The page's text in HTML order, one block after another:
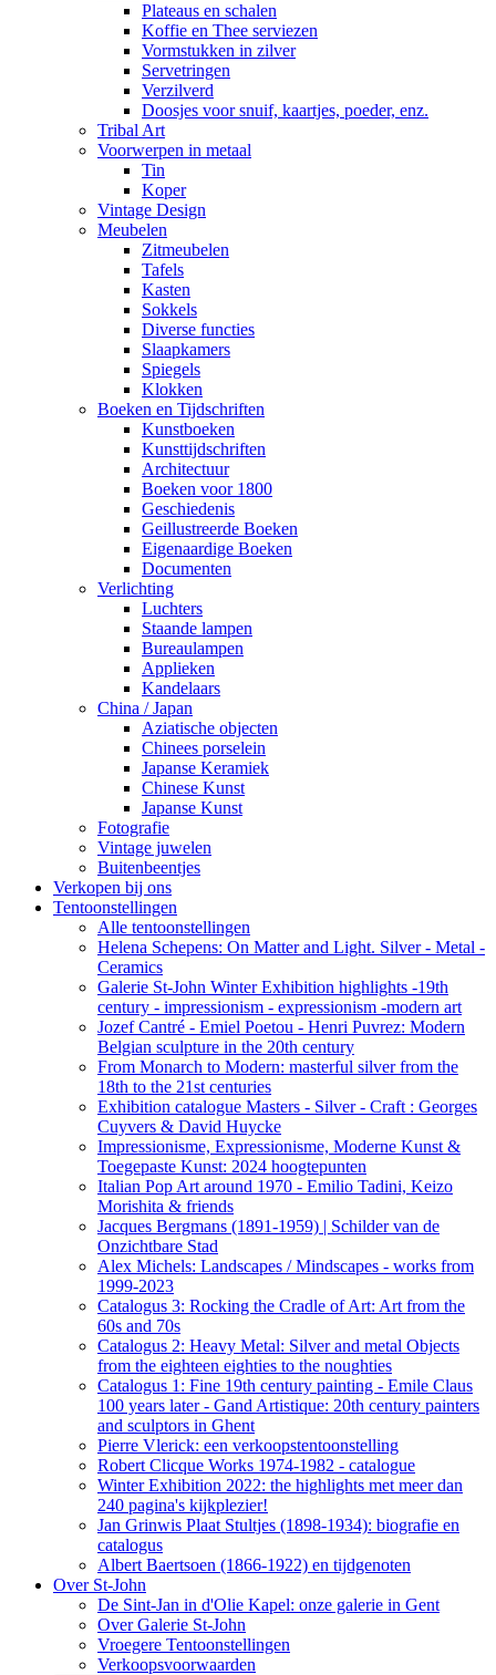
Plateaus en schalen
Koffie en Thee serviezen
Vormstukken in zilver
Servetringen
Verzilverd
Doosjes voor snuif, kaartjes, poeder, enz.
Tribal Art
Voorwerpen in metaal
Tin
Koper
Vintage Design
Meubelen
Zitmeubelen
Tafels
Kasten
Sokkels
Diverse functies
Slaapkamers
Spiegels
Klokken
Boeken en Tijdschriften
Kunstboeken
Kunsttijdschriften
Architectuur
Boeken voor 1800
Geschiedenis
Geillustreerde Boeken
Eigenaardige Boeken
Documenten
Verlichting
Luchters
Staande lampen
Bureaulampen
Applieken
Kandelaars
China / Japan
Aziatische objecten
Chinees porselein
Japanse Keramiek
Chinese Kunst
Japanse Kunst
Fotografie
Vintage juwelen
Buitenbeentjes
Verkopen bij ons
Tentoonstellingen
Alle tentoonstellingen
Helena Schepens: On Matter and Light. Silver - Metal -
Ceramics
Galerie St-John Winter Exhibition highlights -19th
century - impressionism - expressionism -modern art
Jozef Cantré - Emiel Poetou - Henri Puvrez: Modern
Belgian sculpture in the 20th century
From Monarch to Modern: masterful silver from the
18th to the 21st centuries
Exhibition catalogue Masters - Silver - Craft : Georges
Cuyvers & David Huycke
Impressionisme, Expressionisme, Moderne Kunst &
Toegepaste Kunst: 2024 hoogtepunten
Italian Pop Art around 1970 - Emilio Tadini, Keizo
Morishita & friends
Jacques Bergmans (1891-1959) | Schilder van de
Onzichtbare Stad
Alex Michels: Landscapes / Mindscapes - works from
1999-2023
Catalogus 3: Rocking the Cradle of Art: Art from the
60s and 70s
Catalogus 2: Heavy Metal: Silver and metal Objects
from the eighteen eighties to the noughties
Catalogus 1: Fine 19th century painting - Emile Claus
100 years later - Gand Artistique: 20th century painters
and sculptors in Ghent
Pierre Vlerick: een verkoopstentoonstelling
Robert Clicque Works 1974-1982 - catalogue
Winter Exhibition 2022: the highlights met meer dan
240 pagina's kijkplezier!
Jan Grinwis Plaat Stultjes (1898-1934): biografie en
catalogus
Albert Baertsoen (1866-1922) en tijdgenoten
Over St-John
De Sint-Jan in d'Olie Kapel: onze galerie in Gent
Over Galerie St-John
Vroegere Tentoonstellingen
Verkoopsvoorwaarden